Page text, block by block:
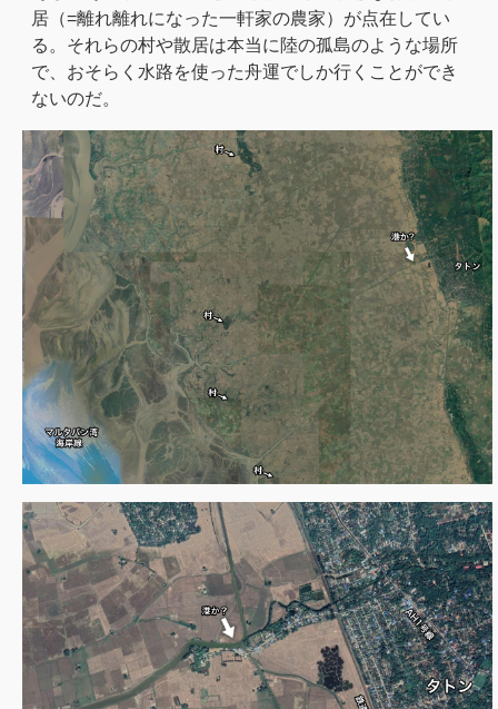
居（=離れ離れになった一軒家の農家）が点在してい
る。それらの村や散居は本当に陸の孤島のような場所
で、おそらく水路を使った舟運でしか行くことができ
ないのだ。